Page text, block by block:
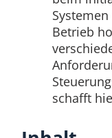
Betrieb
schafft